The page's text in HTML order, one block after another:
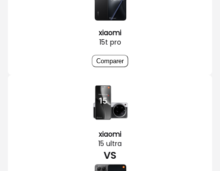
xiaomi
15t pro
Comparer
xiaomi
15 ultra
VS